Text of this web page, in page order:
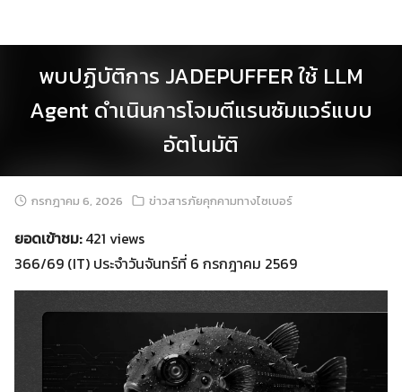
พบปฏิบัติการ JADEPUFFER ใช้ LLM
Agent ดำเนินการโจมตีแรนซัมแวร์แบบ
อัตโนมัติ
กรกฎาคม 6, 2026 ข่าวสารภัยคุกคามทางไซเบอร์
ยอดเข้าชม:421 views
366/69 (IT) ประจำวันจันทร์ที่ 6 กรกฎาคม 2569